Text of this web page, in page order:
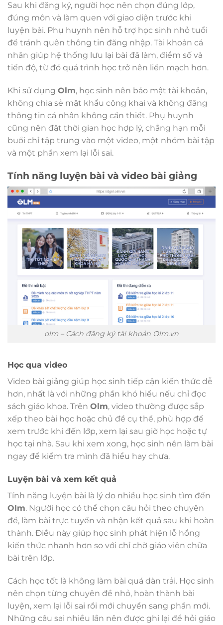
Sau khi đăng ký, người học nên chọn đúng lớp,
đúng môn và làm quen với giao diện trước khi
luyện bài. Phụ huynh nên hỗ trợ học sinh nhỏ tuổi
để tránh quên thông tin đăng nhập. Tài khoản cá
nhân giúp hệ thống lưu lại bài đã làm, điểm số và
tiến độ, từ đó quá trình học trở nên liền mạch hơn.
Khi sử dụng Olm, học sinh nên bảo mật tài khoản,
không chia sẻ mật khẩu công khai và không đăng
thông tin cá nhân không cần thiết. Phụ huynh
cũng nên đặt thời gian học hợp lý, chẳng hạn mỗi
buổi chỉ tập trung vào một video, một nhóm bài tập
và một phần xem lại lỗi sai.
Tính năng luyện bài và video bài giảng
olm – Cách đăng ký tài khoản Olm.vn
Học qua video
Video bài giảng giúp học sinh tiếp cận kiến thức dễ
hơn, nhất là với những phần khó hiểu nếu chỉ đọc
sách giáo khoa. Trên Olm, video thường được sắp
xếp theo bài học hoặc chủ đề cụ thể, phù hợp để
xem trước khi đến lớp, xem lại sau giờ học hoặc tự
học tại nhà. Sau khi xem xong, học sinh nên làm bài
ngay để kiểm tra mình đã hiểu hay chưa.
Luyện bài và xem kết quả
Tính năng luyện bài là lý do nhiều học sinh tìm đến
Olm. Người học có thể chọn câu hỏi theo chuyên
đề, làm bài trực tuyến và nhận kết quả sau khi hoàn
thành. Điều này giúp học sinh phát hiện lỗ hổng
kiến thức nhanh hơn so với chỉ chờ giáo viên chữa
bài trên lớp.
Cách học tốt là không làm bài quá dàn trải. Học sinh
nên chọn từng chuyên đề nhỏ, hoàn thành bài
luyện, xem lại lỗi sai rồi mới chuyển sang phần mới.
Những câu sai nhiều lần nên được ghi lại để hỏi giáo